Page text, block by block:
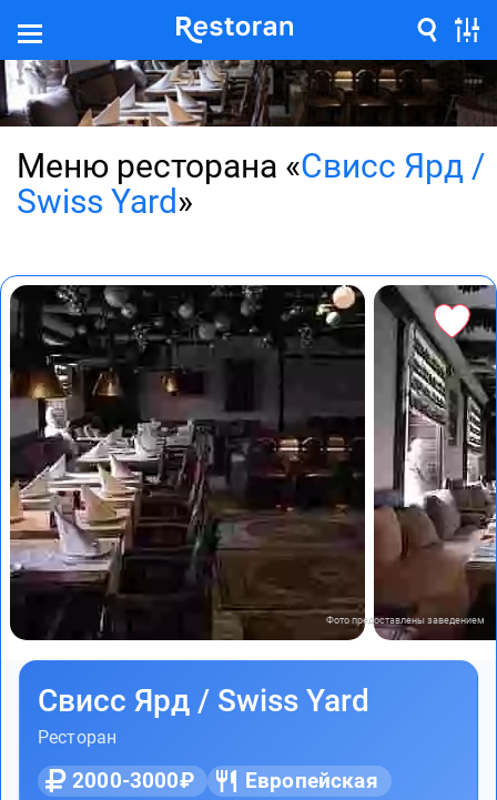
Меню ресторана «Свисс Ярд /
Swiss Yard»
Фото предоставлены заведением
Свисс Ярд / Swiss Yard
Ресторан
2000-3000₽ Европейская